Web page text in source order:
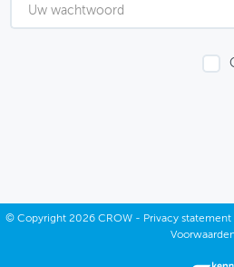
GEBRUIKER
© Copyright2026 CROW - Privacy statement